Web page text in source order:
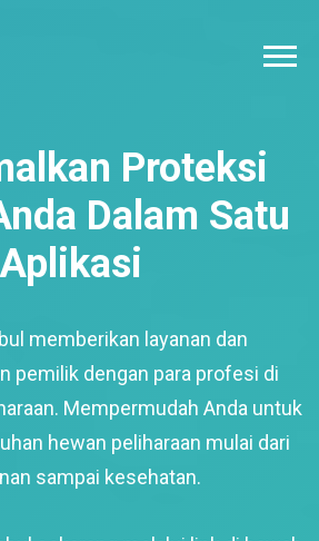
Proteksi
Dalam Satu
Aplikasi
memberikan layanan dan
pemilik dengan para profesi di
Mempermudah Anda untuk
hewan peliharaan mulai dari
sampai kesehatan.